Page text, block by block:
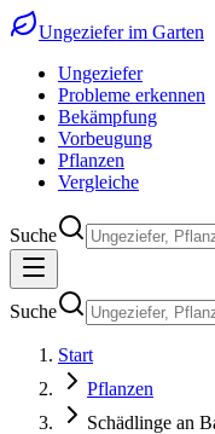
Ungeziefer im Garten
Ungeziefer
Probleme erkennen
Bekämpfung
Vorbeugung
Pflanzen
Vergleiche
Suche
Suche
Start
Pflanzen
Schädlinge an